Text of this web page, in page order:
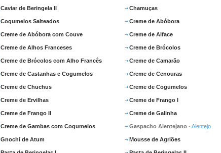
Caviar de Beringela II Chamuças
Cogumelos Salteados Creme de Abóbora
Creme de Abóbora com Couve Creme de Alface
Creme de Alhos Franceses Creme de Brócolos
Creme de Brócolos com Alho Francês Creme de Camarão
Creme de Castanhas e Cogumelos Creme de Cenouras
Creme de Chuchus Creme de Cogumelos
Creme de Ervilhas Creme de Frango I
Creme de Frango II Creme de Galinha
Creme de Gambas com Cogumelos Gaspacho Alentejano - Alentejo
Gnochi de Atum Mousse de Agriões